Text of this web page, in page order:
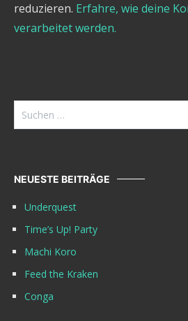
reduzieren. Erfahre, wie deine
verarbeitet werden.
Suchen
nach:
NEUESTE BEITRÄGE
Underquest
Time’s Up! Party
Machi Koro
Feed the Kraken
Conga